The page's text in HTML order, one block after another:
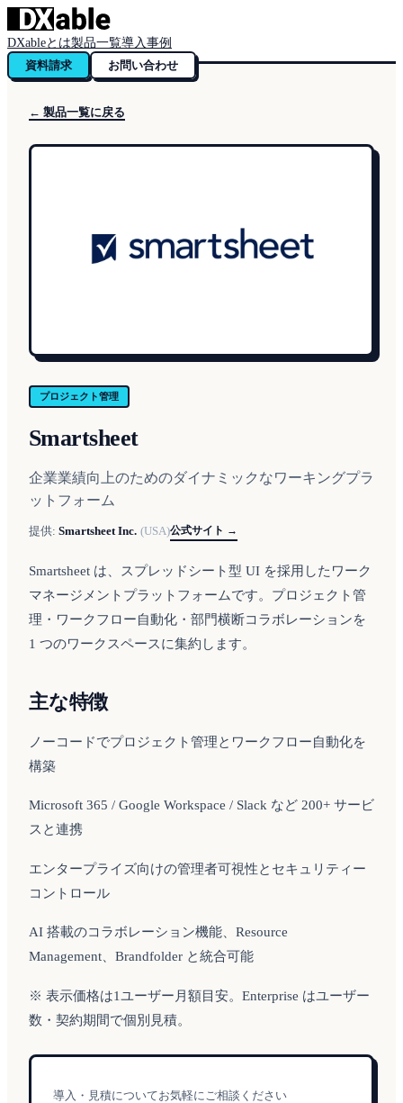
DXableとは製品一覧導入事例
資料請求
お問い合わせ
← 製品一覧に戻る
プロジェクト管理
Smartsheet
企業業績向上のためのダイナミックなワーキングプラ
ットフォーム
提供: Smartsheet Inc. (USA)公式サイト →
Smartsheet は、スプレッドシート型 UI を採用したワーク
マネージメントプラットフォームです。プロジェクト管
理・ワークフロー自動化・部門横断コラボレーションを
1 つのワークスペースに集約します。
主な特徴
ノーコードでプロジェクト管理とワークフロー自動化を
構築
Microsoft 365 / Google Workspace / Slack など 200+ サービ
スと連携
エンタープライズ向けの管理者可視性とセキュリティー
コントロール
AI 搭載のコラボレーション機能、Resource
Management、Brandfolder と統合可能
※ 表示価格は1ユーザー月額目安。Enterprise はユーザー
数・契約期間で個別見積。
導入・見積についてお気軽にご相談ください